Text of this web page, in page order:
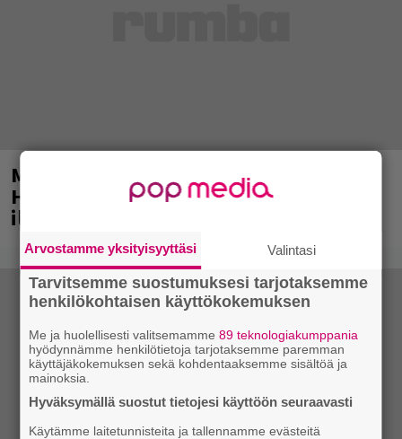
Mainio ohjelmatoimisto juhlii
Helsingissä 10-vuotista taivaltaan –
ilmaistapahtumassa loistoesiintyjät
Arvostamme yksityisyyttäsi Valintasi
Tarvitsemme suostumuksesi tarjotaksemme
henkilökohtaisen käyttökokemuksen
Me ja huolellisesti valitsemamme89 teknologiakumppania
hyödynnämme henkilötietoja tarjotaksemme paremman
käyttäjäkokemuksen sekä kohdentaaksemme sisältöä ja
mainoksia.
Hyväksymällä suostut tietojesi käyttöön seuraavasti
Käytämme laitetunnisteita ja tallennamme evästeitä